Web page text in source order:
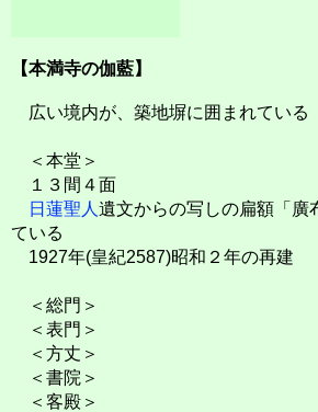
【本満寺の伽藍】
広い境内が、築地塀に囲まれている
＜本堂＞
１３間４面
日蓮聖人 遺文からの写しの扁額「廣
ている
1927年(皇紀2587)昭和２年の再建
＜総門＞
＜表門＞
＜方丈＞
＜書院＞
＜客殿＞